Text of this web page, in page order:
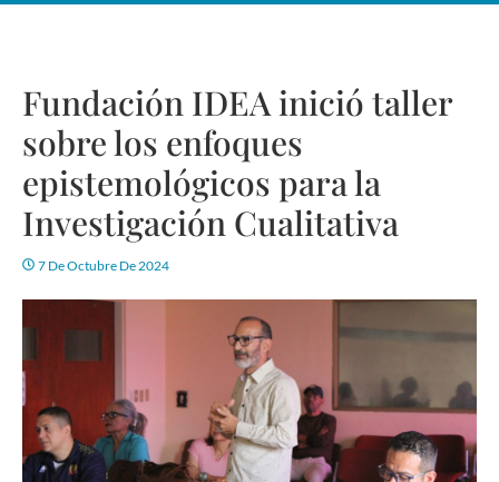
Fundación IDEA inició taller
sobre los enfoques
epistemológicos para la
Investigación Cualitativa
7 De Octubre De 2024